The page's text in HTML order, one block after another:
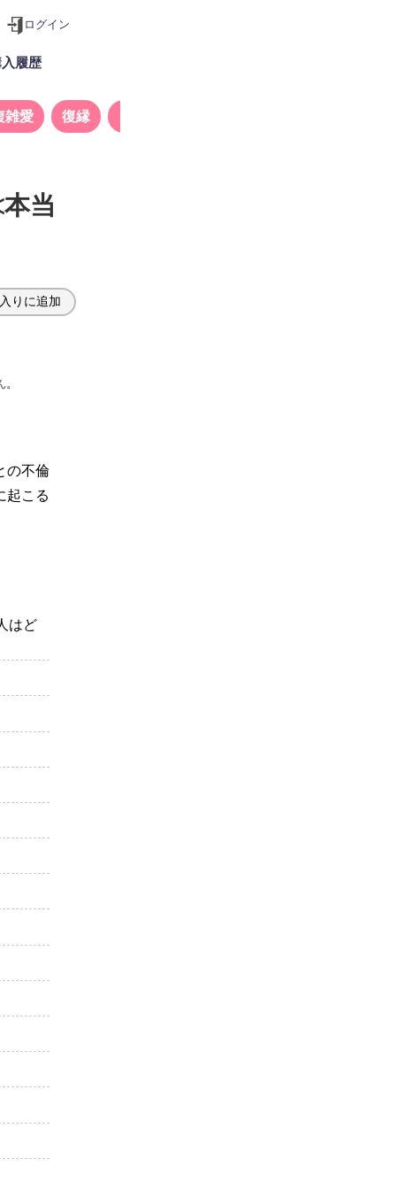
ログイン
履歴
雑愛 復縁
当
りに追加
の不倫
起こる
はど